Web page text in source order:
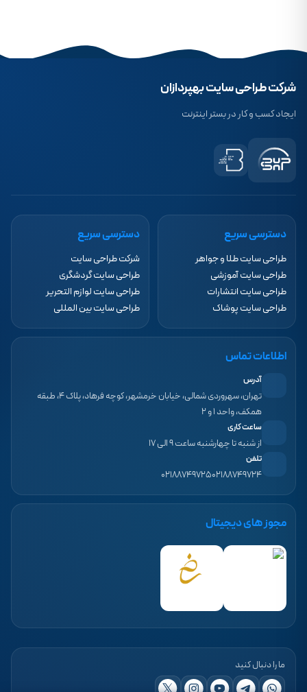
شرکت طراحی سایت بهپردازان
ایجاد کسب و کار در بستر اینترنت
دسترسی سریع
طراحی سایت طلا و جواهر
طراحی سایت آموزشی
طراحی سایت انتشارات
طراحی سایت پوشاک
دسترسی سریع
شرکت طراحی سایت
طراحی سایت گردشگری
طراحی سایت لوازم التحریر
طراحی سایت بین المللی
اطلاعات تماس
آدرس
تهران، سهروردی شمالی، خیابان خرمشهر، کوچه فرهاد، پلاک ۴، طبقه
همکف، واحد ۱ و ۲
ساعت کاری
از شنبه تا چهارشنبه ساعت ۹ الی ۱۷
تلفن
۰۲۱۸۸۷۴۹۷۲۴۰۲۱۸۸۷۴۹۷۲۵
مجوز های دیجیتال
ما را دنبال کنید